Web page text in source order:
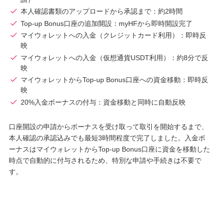
本人確認書類のアップロードから承認まで：約2時間
Top-up Bonus口座の追加開設：myHFから即時開設完了
マイウォレットへの入金（クレジットカード利用）：即時反
映
マイウォレットへの入金（仮想通貨USDT利用）：約8分で反
映
マイウォレットからTop-up Bonus口座への資金移動：即時反
映
20%入金ボーナスの付与：資金移動と同時に自動反映
口座開設の申請からボーナスを受け取って取引を開始するまで、
本人確認の承認込みでも最短3時間程度で完了しました。入金ボ
ーナスはマイウォレットからTop-up Bonus口座に資金を移動した
時点で自動的に付与されるため、特別な申請や手続きは不要で
す。